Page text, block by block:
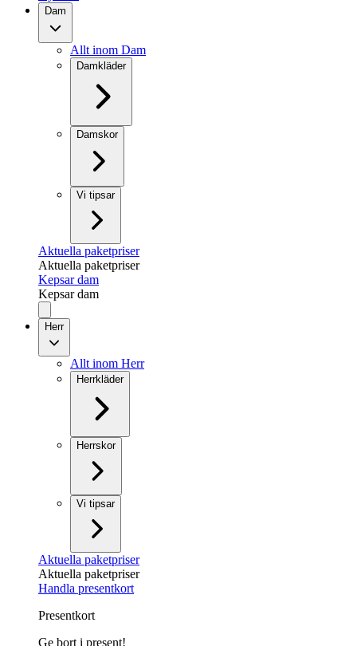
Dam
Allt inom Dam
Damkläder
Damskor
Vi tipsar
Aktuella paketpriser
Aktuella paketpriser
Kepsar dam
Kepsar dam
Herr
Allt inom Herr
Herrkläder
Herrskor
Vi tipsar
Aktuella paketpriser
Aktuella paketpriser
Handla presentkort
Presentkort
Ge bort i present!